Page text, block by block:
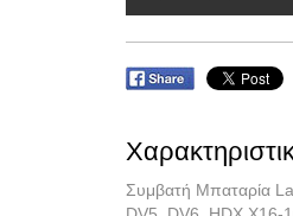
Συμβατή Μπαταρία